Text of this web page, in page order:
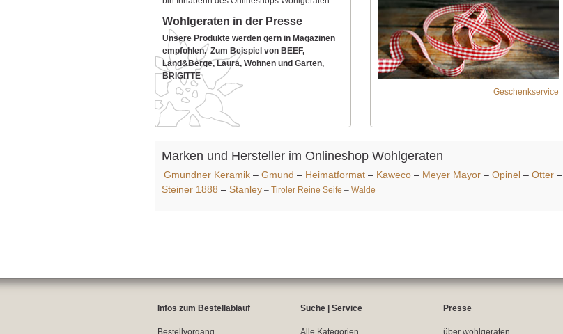
Wohlgeraten in der Presse
Unsere Produkte werden gern in Magazinen
empfohlen. Zum Beispiel von BEEF,
Land&Berge, Laura, Wohnen und Garten,
BRIGITTE
Geschenkservice
Marken und Hersteller im Onlineshop Wohlgeraten
Gmundner Keramik – Gmund – Heimatformat – Kaweco – Meyer Mayor – Opinel – Otter –
Steiner 1888 – Stanley – Tiroler Reine Seife – Walde
Infos zum Bestellablauf
Bestellvorgang
Suche | Service
Alle Kategorien
Presse
über wohlgeraten